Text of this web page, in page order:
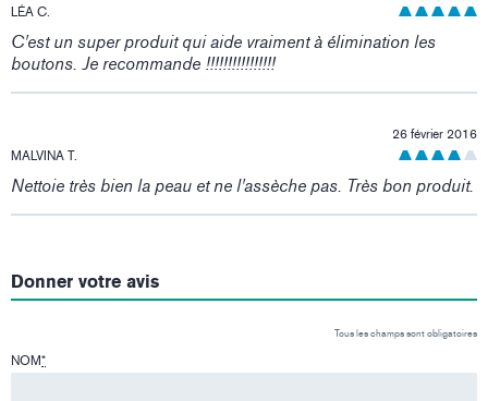
LÉA C.
C'est un super produit qui aide vraiment à élimination les
boutons. Je recommande !!!!!!!!!!!!!!!!
MALVINA T.
26 février 2016
Nettoie très bien la peau et ne l'assèche pas. Très bon produit.
Donner votre avis
Tous les champs sont obligatoires
NOM*